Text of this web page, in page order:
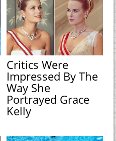
Critics Were
Impressed By The
Way She
Portrayed Grace
Kelly